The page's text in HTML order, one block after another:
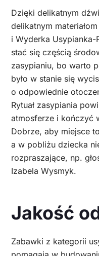
Dzięki delikatnym
delikatnym
i Wyderka
stać się częścią
zasypianiu, bo warto
było w stanie się
o odpowiednie
Rytuał zasypiania
atmosferze i kończyć
Dobrze, aby miejsce
a w pobliżu dziecka
rozpraszające, np.
Izabela Wysmyk.
Jakość
Zabawki z kategorii